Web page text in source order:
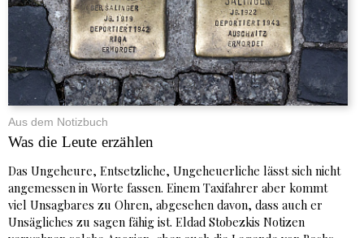
Aus dem Notizbuch
Was die Leute erzählen
Das Ungeheure, Entsetzliche, Ungeheuerliche lässt sich nicht
angemessen in Worte fassen. Einem Taxifahrer aber kommt
viel Unsagbares zu Ohren, abgesehen davon, dass auch er
Unsägliches zu sagen fähig ist. Eldad Stobezkis Notizen